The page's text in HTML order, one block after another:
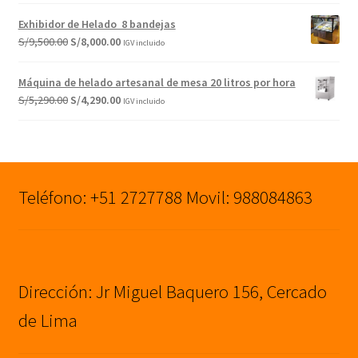
original
era:
S/1,099.00.
actual
es:
Exhibidor de Helado 8 bandejas
S/9,500.00 El
original
era:
S/9,500.00.
S/8,000.00El
actual
es:
IGV incluido
Máquina de helado artesanal de mesa 20 litros por hora
S/5,290.00 El
S/4,290.00ElIGV incluido
Teléfono: +51 2727788 Movil: 988084863
Dirección: Jr Miguel Baquero 156, Cercado
de Lima